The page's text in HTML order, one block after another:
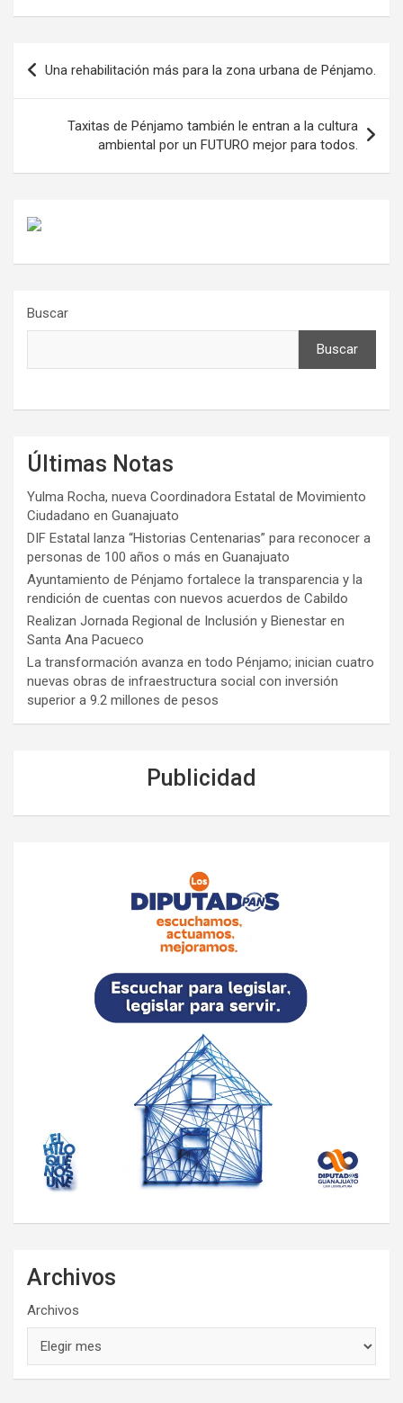
Navegación
de
entradas
Una rehabilitación más para la zona urbana de Pénjamo.
Taxitas de Pénjamo también le entran a la cultura
ambiental por un FUTURO mejor para todos.
Buscar
Buscar
Últimas Notas
Yulma Rocha, nueva Coordinadora Estatal de Movimiento
Ciudadano en Guanajuato
DIF Estatal lanza “Historias Centenarias” para reconocer a
personas de 100 años o más en Guanajuato
Ayuntamiento de Pénjamo fortalece la transparencia y la
rendición de cuentas con nuevos acuerdos de Cabildo
Realizan Jornada Regional de Inclusión y Bienestar en
Santa Ana Pacueco
La transformación avanza en todo Pénjamo; inician cuatro
nuevas obras de infraestructura social con inversión
superior a 9.2 millones de pesos
Publicidad
Archivos
Archivos